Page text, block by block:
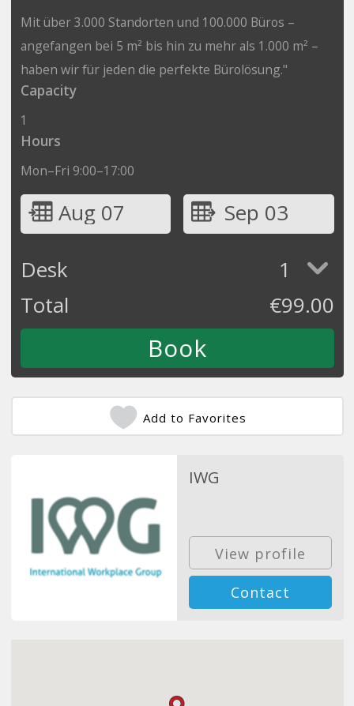
Mit über 3.000 Standorten und 100.000 Büros –
angefangen bei 5 m² bis hin zu mehr als 1.000 m² –
haben wir für jeden die perfekte Bürolösung."
Capacity
1
Hours
Mon–Fri 9:00–17:00
Aug 07
Sep 03
Desk
1
Total
€99.00
Add to Favorites
IWG
View profile
Contact